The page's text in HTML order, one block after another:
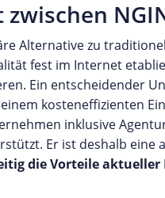
Alternative zu
fest im Internet
Ein entscheidender
kosteneffizienten
inklusive
Er ist deshalb eine
die Vorteile aktueller